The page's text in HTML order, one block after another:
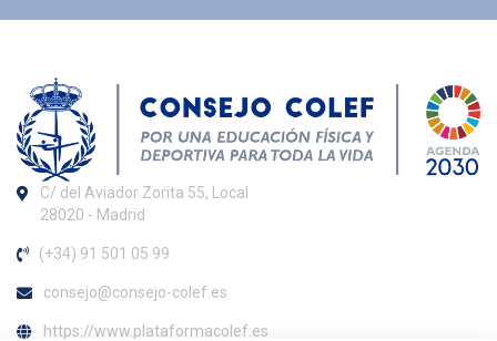
C/ del Aviador Zorita 55, Local
28020 - Madrid
(+34) 91 501 05 99
consejo@consejo-colef.es
https://www.plataformacolef.es